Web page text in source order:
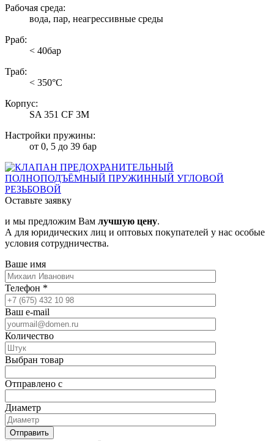
Рабочая среда:
вода, пар, неагрессивные среды
Рраб:
< 40бар
Траб:
< 350°С
Корпус:
SA 351 CF 3M
Настройки пружины:
от 0, 5 до 39 бар
Оставьте заявку
и мы предложим Вам лучшую цену.
А для юридических лиц и оптовых покупателей у нас особые
условия сотрудничества.
Ваше имя
Телефон *
Ваш e-mail
Количество
Выбран товар
Отправлено с
Диаметр
Отправить